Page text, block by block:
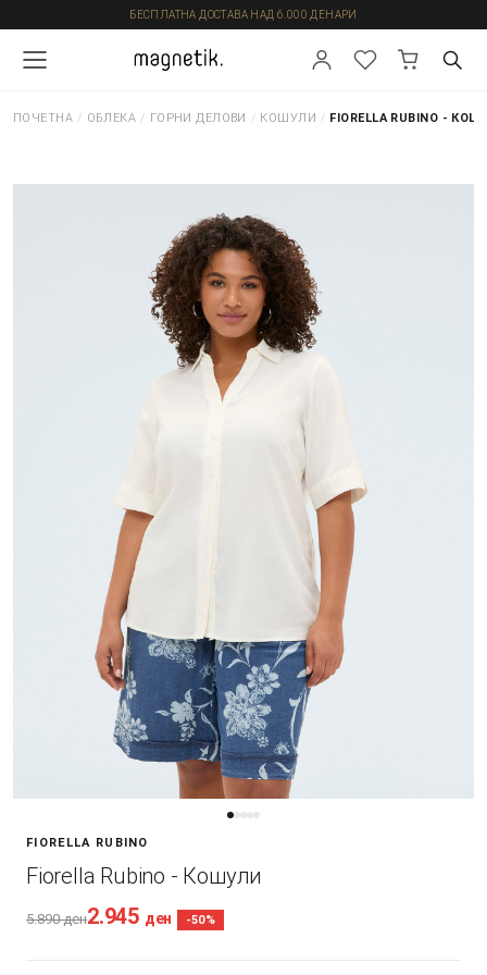
БЕСПЛАТНА ДОСТАВА НАД 6.000 ДЕНАРИ
ПОЧЕТНА / ОБЛЕКА / ГОРНИ ДЕЛОВИ / КОШУЛИ / FIORELLA RUBINO -
FIORELLA RUBINO
Fiorella Rubino - Кошули
5.890ден2.945 ден -50%